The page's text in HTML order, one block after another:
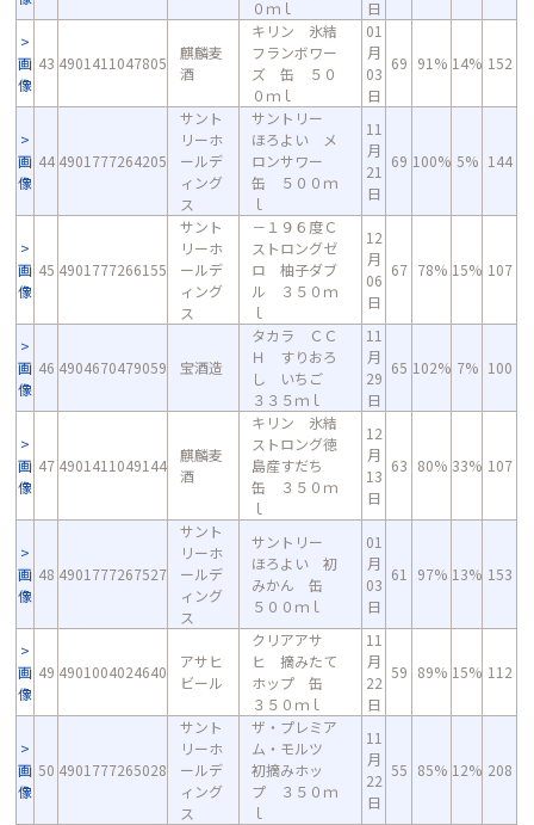
０ｍｌ
日
画
像
43 4901411047805
麒麟麦
酒
キリン 氷結
フランボワー
ズ 缶 ５０
０ｍｌ
01
月
03
日
69 91% 14% 152
画
像
44 4901777264205
サント
リーホ
ールデ
ィング
ス
サントリー
ほろよい メ
ロンサワー
缶 ５００ｍ
ｌ
11
月
21
日
69 100% 5% 144
画
像
45 4901777266155
サント
リーホ
ールデ
ィング
ス
－１９６度Ｃ
ストロングゼ
ロ 柚子ダブ
ル ３５０ｍ
ｌ
12
月
06
日
67 78% 15% 107
画
像
46 4904670479059 宝酒造
タカラ ＣＣ
Ｈ すりおろ
し いちご
３３５ｍｌ
11
月
29
日
65 102% 7% 100
画
像
47 4901411049144
麒麟麦
酒
キリン 氷結
ストロング徳
島産すだち
缶 ３５０ｍ
ｌ
12
月
13
日
63 80% 33% 107
画
像
48 4901777267527
サント
リーホ
ールデ
ィング
ス
サントリー
ほろよい 初
みかん 缶
５００ｍｌ
01
月
03
日
61 97% 13% 153
画
像
49 4901004024640
アサヒ
ビール
クリアアサ
ヒ 摘みたて
ホップ 缶
３５０ｍｌ
11
月
22
日
59 89% 15% 112
画
像
50 4901777265028
サント
リーホ
ールデ
ィング
ス
ザ・プレミア
ム・モルツ
初摘みホッ
プ ３５０ｍ
ｌ
11
月
22
日
55 85% 12% 208